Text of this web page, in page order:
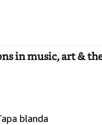
in music, art &
blanda